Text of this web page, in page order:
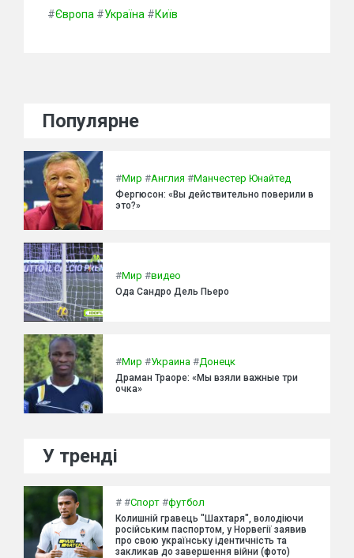
#Європа #Україна #Київ
Популярне
#Мир #Англия #Манчестер Юнайтед
Фергюсон: «Вы действительно поверили в
это?»
#Мир #видео
Ода Сандро Дель Пьеро
#Мир #Украина #Донецк
Драман Траоре: «Мы взяли важные три
очка»
У тренді
# #Спорт #футбол
Колишній гравець "Шахтаря", володіючи
російським паспортом, у Норвегії заявив
про свою українську ідентичність та
закликав до завершення війни (фото)